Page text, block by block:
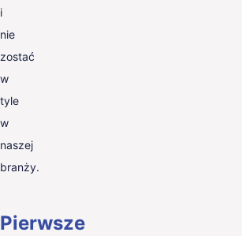
i
nie
zostać
w
tyle
w
naszej
branży.
Pierwsze